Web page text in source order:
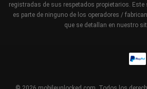
registradas de sus respetados propietarios.
es parte de ninguno de los operadores /
que se detallan en nuestro